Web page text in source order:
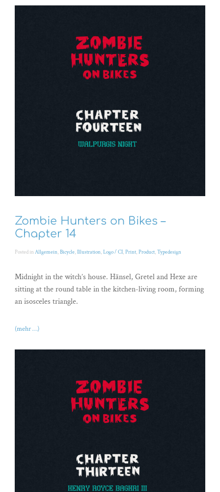
Zombie Hunters on Bikes –
Chapter 14
Posted in Allgemein, Bicycle, Illustration, Logo / CI, Print, Product, Typedesign
Midnight in the witch’s house. Hänsel, Gretel and Hexe are
sitting at the round table in the kitchen-living room, forming
an isosceles triangle.
(mehr …)